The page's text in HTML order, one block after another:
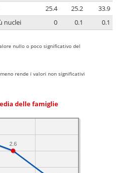
25.4 25.2
33.9
nuclei
0 0.1 0.1
nullo o poco significativo del
rende i valori non significativi
delle famiglie
2.6